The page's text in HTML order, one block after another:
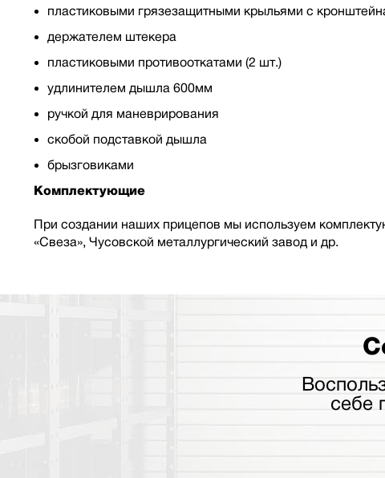
пластиковыми грязезащитными крыльями с
держателем штекера
пластиковыми противооткатами (2 шт.)
удлинителем дышла 600мм
ручкой для маневрирования
скобой подставкой дышла
брызговиками
Комплектующие
При создании наших прицепов мы используем
«Свеза», Чусовской металлургический завод и др.
себе